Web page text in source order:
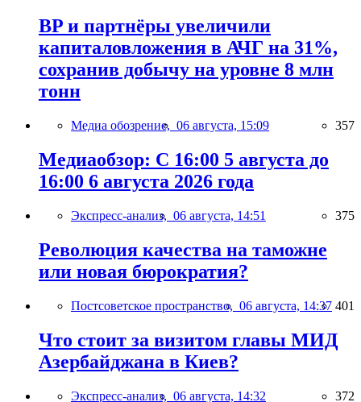
BP и партнёры увеличили
капиталовложения в АЧГ на 31%,
сохранив добычу на уровне 8 млн
тонн
Медиа обозрение, 06 августа, 15:09 357
Медиаобзор: С 16:00 5 августа до
16:00 6 августа 2026 года
Экспресс-анализ, 06 августа, 14:51 375
Революция качества на таможне
или новая бюрократия?
Постсоветское пространство, 06 августа, 14:37 401
Что стоит за визитом главы МИД
Азербайджана в Киев?
Экспресс-анализ, 06 августа, 14:32 372